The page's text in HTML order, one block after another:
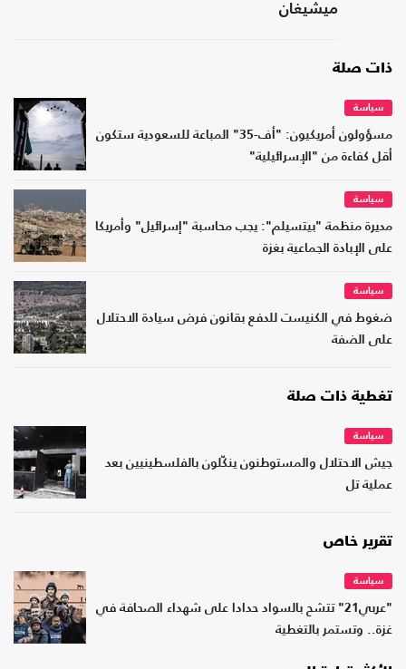
ميشيغان
ذات صلة
سياسة
مسؤولون أمريكيون: "أف-35" المباعة للسعودية ستكون
أقل كفاءة من "الإسرائيلية"
سياسة
مديرة منظمة "بيتسيلم": يجب محاسبة "إسرائيل" وأمريكا
على الإبادة الجماعية بغزة
سياسة
ضغوط في الكنيست للدفع بقانون فرض سيادة الاحتلال
على الضفة
تغطية ذات صلة
سياسة
جيش الاحتلال والمستوطنون ينكّلون بالفلسطينيين بعد
عملية تل
تقرير خاص
سياسة
"عربي21" تتشح بالسواد حدادا على شهداء الصحافة في
غزة.. وتستمر بالتغطية